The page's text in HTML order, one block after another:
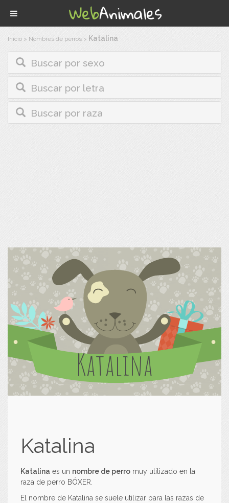
Inicio > Nombres de perros > Katalina
Buscar por sexo
Buscar por letra
Buscar por raza
Katalina
Katalina
Katalina es un nombre de perro muy utilizado en la
raza de perro BÓXER.
El nombre de Katalina se suele utilizar para las razas de